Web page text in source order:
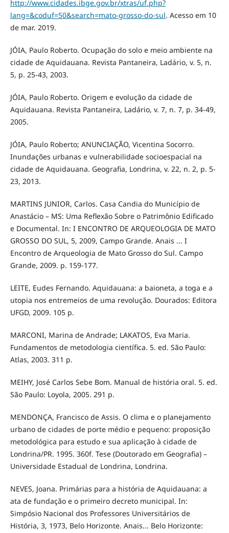
http://www.cidades.ibge.gov.br/xtras/uf.php?
lang=&coduf=50&search=mato-grosso-do-sul. Acesso em 10
de mar. 2019.
JÓIA, Paulo Roberto. Ocupação do solo e meio ambiente na
cidade de Aquidauana. Revista Pantaneira, Ladário, v. 5, n.
5, p. 25-43, 2003.
JÓIA, Paulo Roberto. Origem e evolução da cidade de
Aquidauana. Revista Pantaneira, Ladário, v. 7, n. 7, p. 34-49,
2005.
JÓIA, Paulo Roberto; ANUNCIAÇÃO, Vicentina Socorro.
Inundações urbanas e vulnerabilidade socioespacial na
cidade de Aquidauana. Geografia, Londrina, v. 22, n. 2, p. 5-
23, 2013.
MARTINS JUNIOR, Carlos. Casa Candia do Município de
Anastácio – MS: Uma Reflexão Sobre o Patrimônio Edificado
e Documental. In: I ENCONTRO DE ARQUEOLOGIA DE MATO
GROSSO DO SUL, 5, 2009, Campo Grande. Anais ... I
Encontro de Arqueologia de Mato Grosso do Sul. Campo
Grande, 2009. p. 159-177.
LEITE, Eudes Fernando. Aquidauana: a baioneta, a toga e a
utopia nos entremeios de uma revolução. Dourados: Editora
UFGD, 2009. 105 p.
MARCONI, Marina de Andrade; LAKATOS, Eva Maria.
Fundamentos de metodologia científica. 5. ed. São Paulo:
Atlas, 2003. 311 p.
MEIHY, José Carlos Sebe Bom. Manual de história oral. 5. ed.
São Paulo: Loyola, 2005. 291 p.
MENDONÇA, Francisco de Assis. O clima e o planejamento
urbano de cidades de porte médio e pequeno: proposição
metodológica para estudo e sua aplicação à cidade de
Londrina/PR. 1995. 360f. Tese (Doutorado em Geografia) –
Universidade Estadual de Londrina, Londrina.
NEVES, Joana. Primárias para a história de Aquidauana: a
ata de fundação e o primeiro decreto municipal. In:
Simpósio Nacional dos Professores Universitários de
História, 3, 1973, Belo Horizonte. Anais... Belo Horizonte: